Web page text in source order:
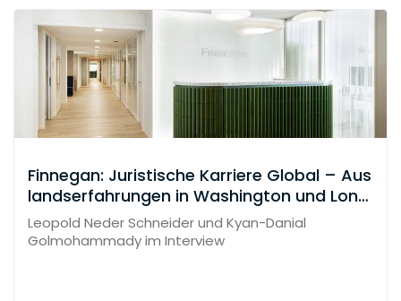
Finnegan: Juristische Karriere Global – Aus
landserfahrungen in Washington und Lond
on
Leopold Neder Schneider und Kyan-Danial
Golmohammady im Interview